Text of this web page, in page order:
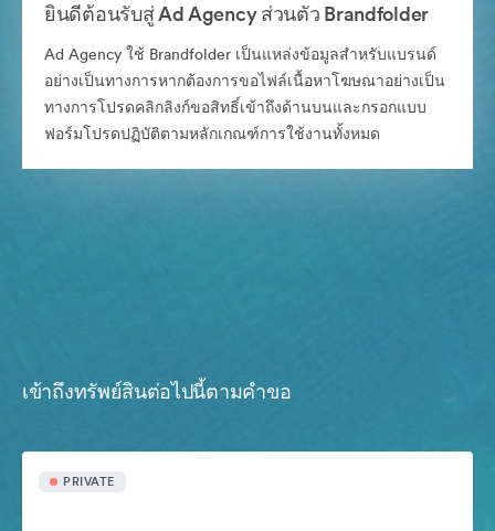
ยินดีต้อนรับสู่ Ad Agency ส่วนตัว Brandfolder
Ad Agency ใช้ Brandfolder เป็นแหล่งข้อมูลสำหรับแบรนด์
อย่างเป็นทางการหากต้องการขอไฟล์เนื้อหาโฆษณาอย่างเป็น
ทางการโปรดคลิกลิงก์ขอสิทธิ์เข้าถึงด้านบนและกรอกแบบ
ฟอร์มโปรดปฏิบัติตามหลักเกณฑ์การใช้งานทั้งหมด
เข้าถึงทรัพย์สินต่อไปนี้ตามคำขอ
PRIVATE